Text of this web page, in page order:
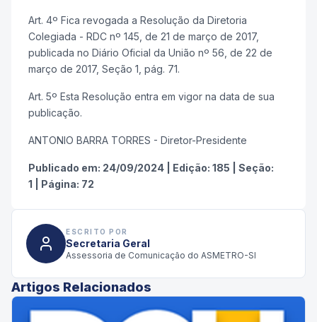
Art. 4º Fica revogada a Resolução da Diretoria
Colegiada - RDC nº 145, de 21 de março de 2017,
publicada no Diário Oficial da União nº 56, de 22 de
março de 2017, Seção 1, pág. 71.
Art. 5º Esta Resolução entra em vigor na data de sua
publicação.
ANTONIO BARRA TORRES - Diretor-Presidente
Publicado em: 24/09/2024 Edição: 185
Seção:
1
Página: 72
ESCRITO POR
Secretaria Geral
Assessoria de Comunicação do ASMETRO-SI
Artigos Relacionados